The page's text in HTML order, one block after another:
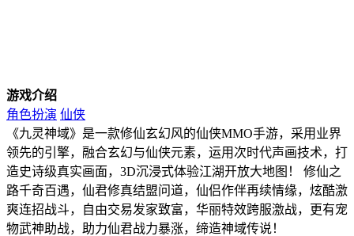
游戏介绍
角色扮演 仙侠
《九灵神域》是一款修仙玄幻风的仙侠MMO手游，采用业界
领先的引擎，融合玄幻与仙侠元素，运用次时代声画技术，打
造史诗级真实画面，3D沉浸式体验江湖开放大地图！ 修仙之
路千奇百遇，仙君修真结盟问道，仙侣作伴再续情缘，炫酷激
爽连招战斗，自由交易发家致富，华丽特效跨服激战，更有宠
物武神助战，助力仙君战力暴涨，缔造神域传说！